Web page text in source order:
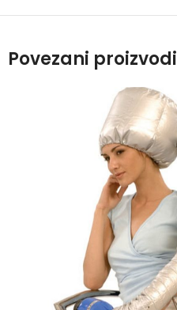
Povezani proizvodi